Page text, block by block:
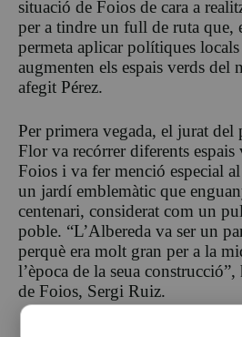
situació de Foios de cara a
per a tindre un full de ruta que,
permeta aplicar polítiques
augmenten els espais verds del
afegit Pérez.
Per primera vegada, el jurat del
Flor va recórrer diferents
Foios i va fer menció especial
un jardí emblemàtic que
centenari, considerat com un
poble. “L’Albereda va ser un
perquè era molt gran per a la
l’època de la seua
de Foios, Sergi Ruiz.